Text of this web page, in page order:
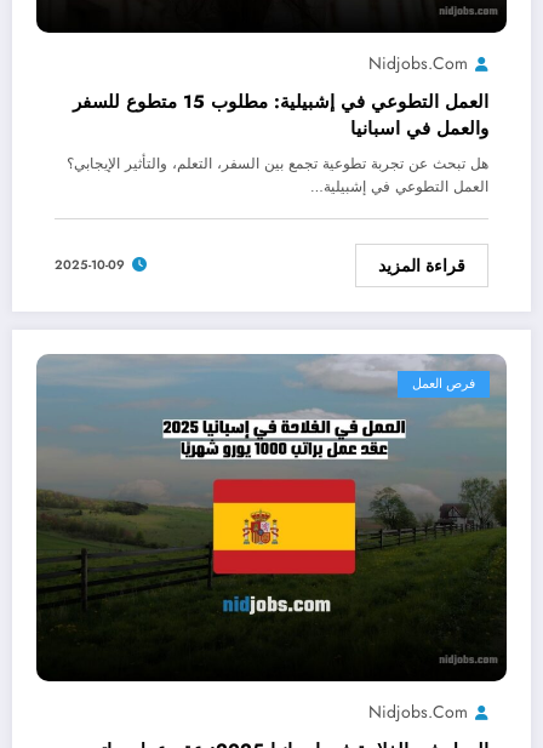
Nidjobs.com
العمل التطوعي في إشبيلية: مطلوب 15 متطوع للسفر
والعمل في اسبانيا
هل تبحث عن تجربة تطوعية تجمع بين السفر، التعلم، والتأثير الإيجابي؟
العمل التطوعي في إشبيلية…
قراءة المزيد 2025-10-09
فرص العمل
Nidjobs.com